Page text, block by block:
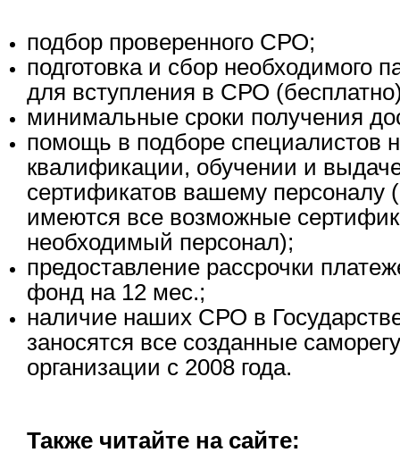
подбор проверенного СРО;
подготовка и сбор необходимого
для вступления в СРО
минимальные сроки получения
помощь в подборе специалистов
квалификации, обучении и
сертификатов вашему персоналу
имеются все возможные
необходимый персонал);
предоставление рассрочки
фонд на 12 мес.;
наличие наших СРО в
заносятся все созданные
организации с 2008 года.
Также читайте на сайте: